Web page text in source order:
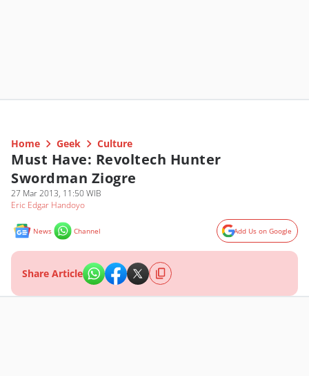
Home Geek Culture
Must Have: Revoltech Hunter
Swordman Ziogre
27 Mar 2013, 11:50 WIB
Eric Edgar Handoyo
News Channel Add Us on Google
Share Article